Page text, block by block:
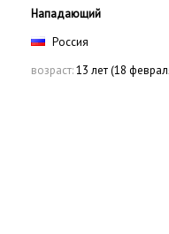
Нападающий
Россия
возраст:13 лет (18